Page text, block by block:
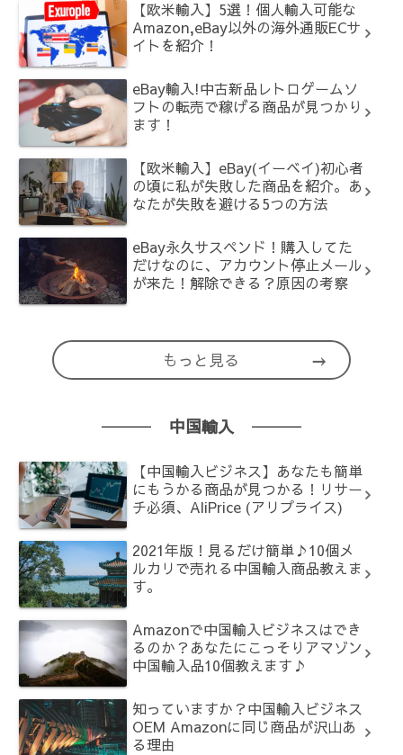
【欧米輸入】5選！個人輸入可能な
Amazon,eBay以外の海外通販ECサ
イトを紹介！
eBay輸入!中古新品レトロゲームソ
フトの転売で稼げる商品が見つかり
ます！
【欧米輸入】eBay(イーベイ)初心者
の頃に私が失敗した商品を紹介。あ
なたが失敗を避ける5つの方法
eBay永久サスペンド！購入してた
だけなのに、アカウント停止メール
が来た！解除できる？原因の考察
もっと見る
中国輸入
【中国輸入ビジネス】あなたも簡単
にもうかる商品が見つかる！リサー
チ必須、AliPrice (アリプライス)
2021年版！見るだけ簡単♪10個メ
ルカリで売れる中国輸入商品教えま
す。
Amazonで中国輸入ビジネスはでき
るのか？あなたにこっそりアマゾン
中国輸入品10個教えます♪
知っていますか？中国輸入ビジネス
OEM Amazonに同じ商品が沢山あ
る理由